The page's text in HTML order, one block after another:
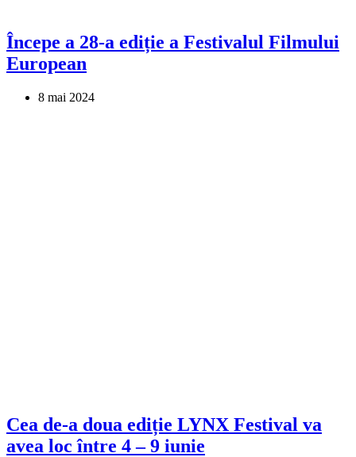
Începe a 28-a ediție a Festivalul Filmului
European
8 mai 2024
Cea de-a doua ediție LYNX Festival va
avea loc între 4 – 9 iunie